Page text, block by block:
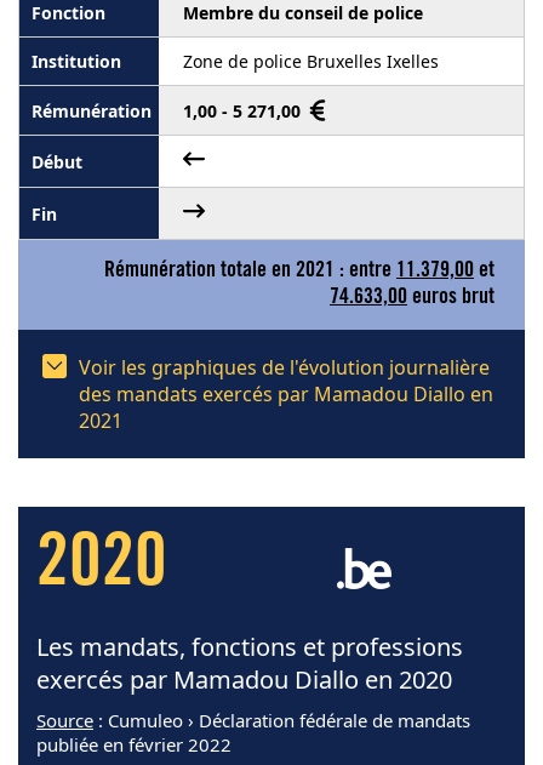
Membre du conseil de police
Zone de police Bruxelles Ixelles
1,00 - 5 271,00
Rémunération totale en 2021 : entre 11.379,00 et
74.633,00 euros brut
Voir les graphiques de l'évolution journalière
des mandats exercés par Mamadou Diallo en
2021
2020
Les mandats, fonctions et professions
exercés par Mamadou Diallo en 2020
Source : Cumuleo › Déclaration fédérale de mandats
publiée en février 2022